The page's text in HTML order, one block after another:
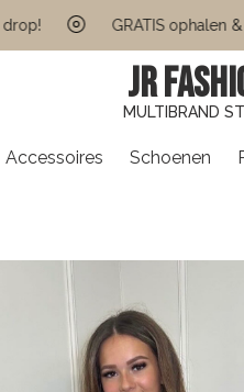
GRATIS ophalen &
JR
MULTIBRAND
Accessoires Schoenen